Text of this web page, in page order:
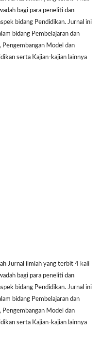
bagi para peneliti dan
bidang Pendidikan. Jurnal ini
bidang Pembelajaran dan
Pengembangan Model dan
serta Kajian-kajian lainnya
Jurnal ilmiah yang terbit 4 kali
bagi para peneliti dan
bidang Pendidikan. Jurnal ini
bidang Pembelajaran dan
Pengembangan Model dan
serta Kajian-kajian lainnya